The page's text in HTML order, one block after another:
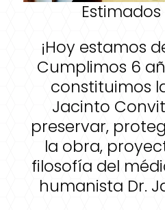
¡Hoy estamos
Cumplimos 6
constituimos
Jacinto
preservar,
la obra,
filosofía del
humanista Dr.